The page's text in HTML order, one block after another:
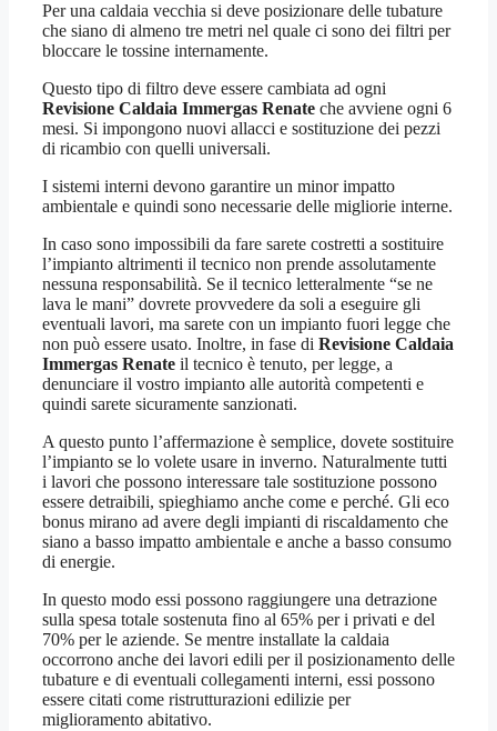
Per una caldaia vecchia si deve posizionare delle tubature
che siano di almeno tre metri nel quale ci sono dei filtri per
bloccare le tossine internamente.
Questo tipo di filtro deve essere cambiata ad ogni
Revisione Caldaia Immergas Renate che avviene ogni 6
mesi. Si impongono nuovi allacci e sostituzione dei pezzi
di ricambio con quelli universali.
I sistemi interni devono garantire un minor impatto
ambientale e quindi sono necessarie delle migliorie interne.
In caso sono impossibili da fare sarete costretti a sostituire
l’impianto altrimenti il tecnico non prende assolutamente
nessuna responsabilità. Se il tecnico letteralmente “se ne
lava le mani” dovrete provvedere da soli a eseguire gli
eventuali lavori, ma sarete con un impianto fuori legge che
non può essere usato. Inoltre, in fase di Revisione Caldaia
Immergas Renate il tecnico è tenuto, per legge, a
denunciare il vostro impianto alle autorità competenti e
quindi sarete sicuramente sanzionati.
A questo punto l’affermazione è semplice, dovete sostituire
l’impianto se lo volete usare in inverno. Naturalmente tutti
i lavori che possono interessare tale sostituzione possono
essere detraibili, spieghiamo anche come e perché. Gli eco
bonus mirano ad avere degli impianti di riscaldamento che
siano a basso impatto ambientale e anche a basso consumo
di energie.
In questo modo essi possono raggiungere una detrazione
sulla spesa totale sostenuta fino al 65% per i privati e del
70% per le aziende. Se mentre installate la caldaia
occorrono anche dei lavori edili per il posizionamento delle
tubature e di eventuali collegamenti interni, essi possono
essere citati come ristrutturazioni edilizie per
miglioramento abitativo.